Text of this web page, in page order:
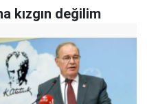
kızgın değilim